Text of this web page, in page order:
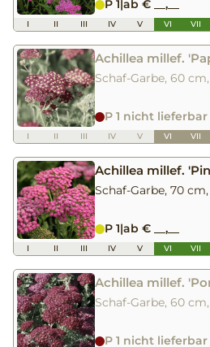
P 1|ab € __,__
I II III IV V VI VII
Achillea millef.
Schaf-Garbe, 60
P 1 nicht lieferbar
I II III IV V VI VII
Achillea millef.
Schaf-Garbe, 70
P 1|ab € __,__
I II III IV V VI VII
Achillea millef.
Schaf-Garbe, 60
P 1 nicht lieferbar